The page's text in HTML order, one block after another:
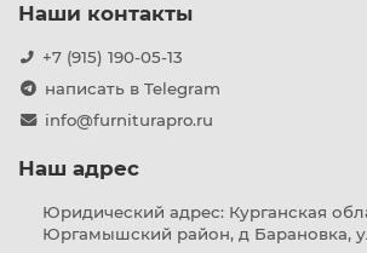
Наши контакты
+7 (915) 190-05-13
написать в Telegram
info@furniturapro.ru
Наш адрес
Юридический адрес: Курганская
Юргамышский район, д Барановка,